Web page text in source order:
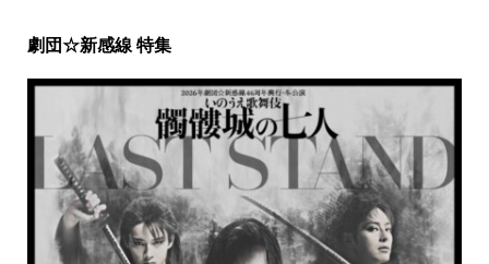
劇団☆新感線 特集